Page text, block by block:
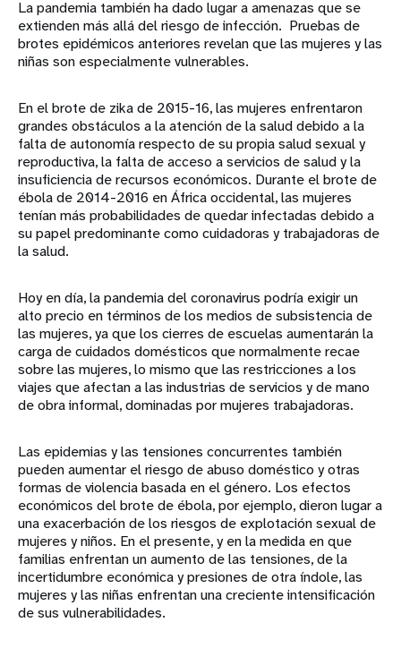
La pandemia también ha dado lugar a amenazas que se
extienden más allá del riesgo de infección. Pruebas de
brotes epidémicos anteriores revelan que las mujeres y las
niñas son especialmente vulnerables.
En el brote de zika de 2015-16, las mujeres enfrentaron
grandes obstáculos a la atención de la salud debido a la
falta de autonomía respecto de su propia salud sexual y
reproductiva, la falta de acceso a servicios de salud y la
insuficiencia de recursos económicos. Durante el brote de
ébola de 2014-2016 en África occidental, las mujeres
tenían más probabilidades de quedar infectadas debido a
su papel predominante como cuidadoras y trabajadoras de
la salud.
Hoy en día, la pandemia del coronavirus podría exigir un
alto precio en términos de los medios de subsistencia de
las mujeres, ya que los cierres de escuelas aumentarán la
carga de cuidados domésticos que normalmente recae
sobre las mujeres, lo mismo que las restricciones a los
viajes que afectan a las industrias de servicios y de mano
de obra informal, dominadas por mujeres trabajadoras.
Las epidemias y las tensiones concurrentes también
pueden aumentar el riesgo de abuso doméstico y otras
formas de violencia basada en el género. Los efectos
económicos del brote de ébola, por ejemplo, dieron lugar a
una exacerbación de los riesgos de explotación sexual de
mujeres y niños. En el presente, y en la medida en que
familias enfrentan un aumento de las tensiones, de la
incertidumbre económica y presiones de otra índole, las
mujeres y las niñas enfrentan una creciente intensificación
de sus vulnerabilidades.